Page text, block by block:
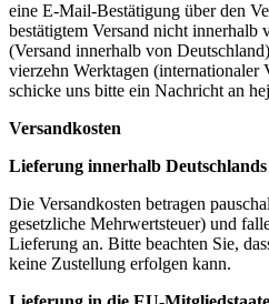
eine E-Mail-Bestätigung über den
bestätigtem Versand nicht innerhalb
(Versand innerhalb von
vierzehn Werktagen (internationaler
schicke uns bitte ein Nachricht an
Versandkosten
Lieferung innerhalb Deutschlands
Die Versandkosten betragen pauschal
gesetzliche Mehrwertsteuer) und
Lieferung an. Bitte beachten Sie,
keine Zustellung erfolgen kann.